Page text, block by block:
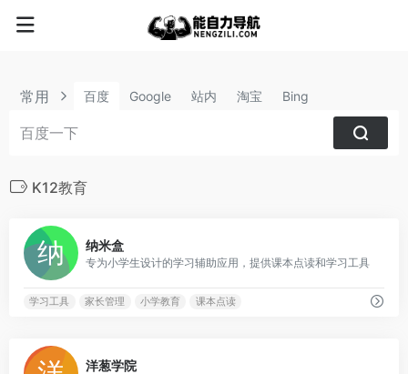
常用 百度 Google 站内 淘宝 Bing
K12教育
纳米盒
专为小学生设计的学习辅助应用，提供课本点读和学习工具
学习工具 家长管理 小学教育 课本点读
洋葱学院